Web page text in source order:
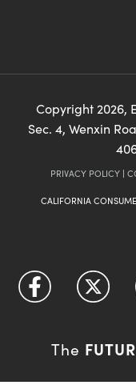
Copyright 2026,
Sec. 4, Wenxin
PRIVACY POLICY |
CALIFORNIA
The